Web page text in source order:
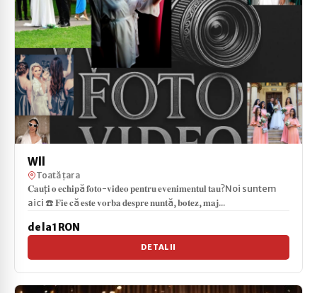
Wll
Toată țara
𝐂𝐚𝐮ț𝐢 𝐨 𝐞𝐜𝐡𝐢𝐩ă 𝐟𝐨𝐭𝐨-𝐯𝐢𝐝𝐞𝐨 𝐩𝐞𝐧𝐭𝐫𝐮 𝐞𝐯𝐞𝐧𝐢𝐦𝐞𝐧𝐭𝐮𝐥 𝐭𝐚𝐮?Noi suntem
aici ☎️ 𝐅𝐢𝐞 𝐜ă 𝐞𝐬𝐭𝐞 𝐯𝐨𝐫𝐛𝐚 𝐝𝐞𝐬𝐩𝐫𝐞 𝐧𝐮𝐧𝐭ă, 𝐛𝐨𝐭𝐞𝐳, 𝐦𝐚𝐣...
de la 1 RON
DETALII